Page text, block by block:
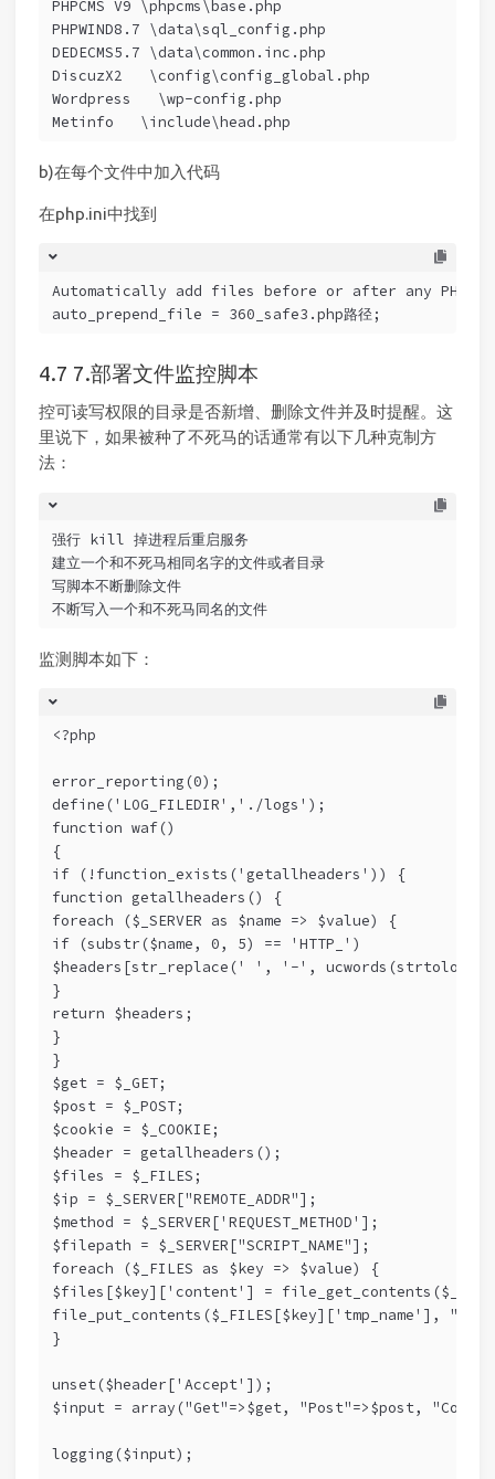
PHPCMS V9 \phpcms\base.php
PHPWIND8.7 \data\sql_config.php
DEDECMS5.7 \data\common.inc.php
DiscuzX2   \config\config_global.php
Wordpress   \wp-config.php
Metinfo   \include\head.php
b)在每个文件中加入代码
在php.ini中找到
Automatically add files before or after any PHP
auto_prepend_file = 360_safe3.php路径;
7.部署文件监控脚本
控可读写权限的目录是否新增、删除文件并及时提醒。这
里说下，如果被种了不死马的话通常有以下几种克制方
法：
强行 kill 掉进程后重启服务
建立一个和不死马相同名字的文件或者目录
写脚本不断删除文件
不断写入一个和不死马同名的文件
监测脚本如下：
<?php
error_reporting(0);
define('LOG_FILEDIR','./logs');
function waf()
{
if (!function_exists('getallheaders')) {
function getallheaders() {
foreach ($_SERVER as $name => $value) {
if (substr($name, 0, 5) == 'HTTP_')
$headers[str_replace(' ', '-',
}
return $headers;
}
}
$get = $_GET;
$post = $_POST;
$cookie = $_COOKIE;
$header = getallheaders();
$files = $_FILES;
$ip = $_SERVER["REMOTE_ADDR"];
$method = $_SERVER['REQUEST_METHOD'];
$filepath = $_SERVER["SCRIPT_NAME"];
foreach ($_FILES as $key => $value) {
$files[$key]['content'] =
file_put_contents($_FILES[$key]['tmp_name'],
}
unset($header['Accept']);
$input = array("Get"=>$get, "Post"=>$post,
logging($input);